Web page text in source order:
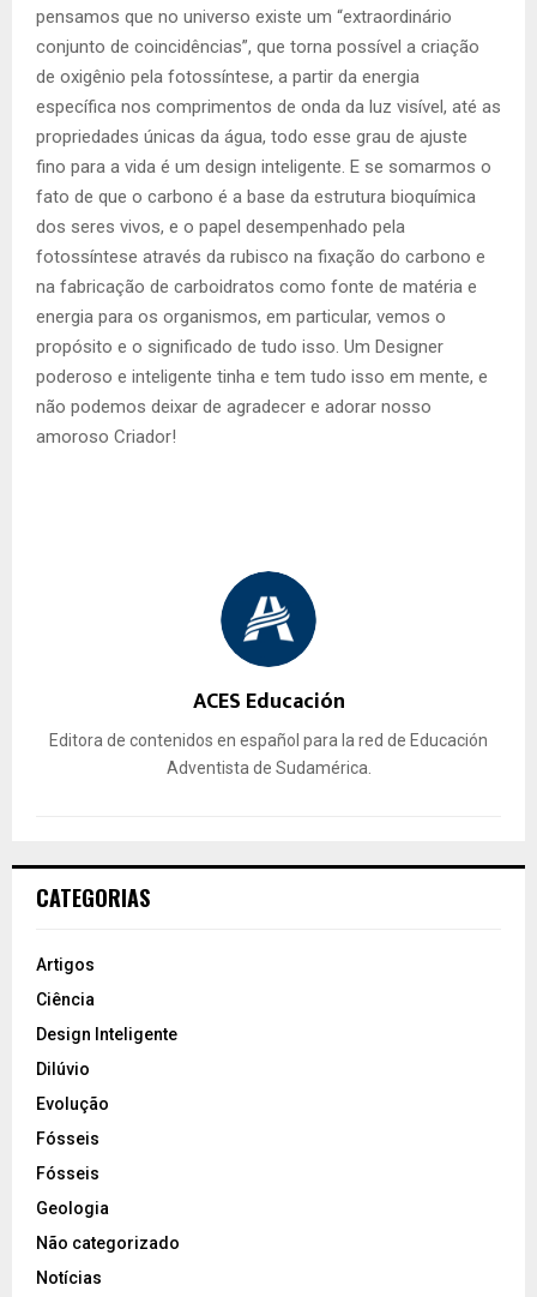
pensamos que no universo existe um “extraordinário
conjunto de coincidências”, que torna possível a criação
de oxigênio pela fotossíntese, a partir da energia
específica nos comprimentos de onda da luz visível, até as
propriedades únicas da água, todo esse grau de ajuste
fino para a vida é um design inteligente. E se somarmos o
fato de que o carbono é a base da estrutura bioquímica
dos seres vivos, e o papel desempenhado pela
fotossíntese através da rubisco na fixação do carbono e
na fabricação de carboidratos como fonte de matéria e
energia para os organismos, em particular, vemos o
propósito e o significado de tudo isso. Um Designer
poderoso e inteligente tinha e tem tudo isso em mente, e
não podemos deixar de agradecer e adorar nosso
amoroso Criador!
ACES Educación
Editora de contenidos en español para la red de Educación
Adventista de Sudamérica.
CATEGORIAS
Artigos
Ciência
Design Inteligente
Dilúvio
Evolução
Fósseis
Fósseis
Geologia
Não categorizado
Notícias